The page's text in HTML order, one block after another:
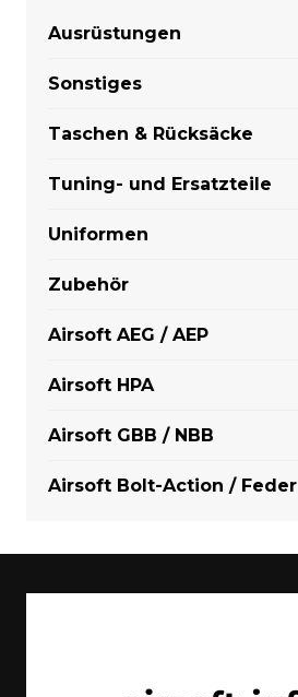
Ausrüstungen
Sonstiges
Taschen & Rücksäcke
Tuning- und Ersatzteile
Uniformen
Zubehör
Airsoft AEG / AEP
Airsoft HPA
Airsoft GBB / NBB
Airsoft Bolt-Action / Feder